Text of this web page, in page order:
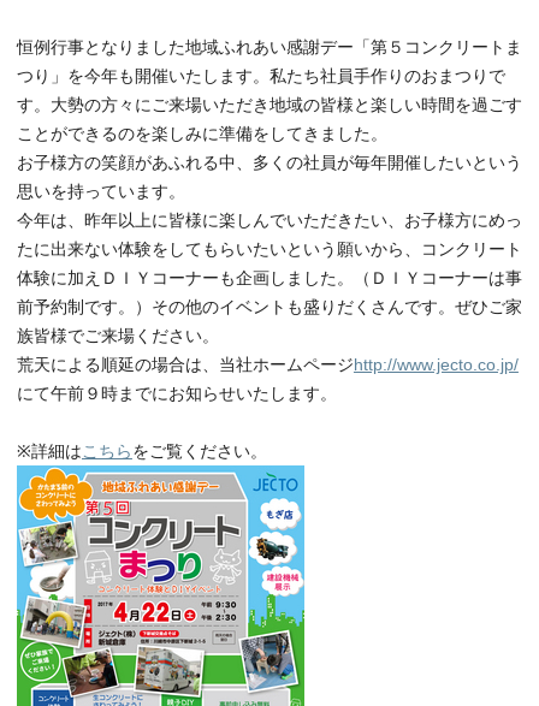
恒例行事となりました地域ふれあい感謝デー「第５コンクリートま
つり」を今年も開催いたします。私たち社員手作りのおまつりで
す。大勢の方々にご来場いただき地域の皆様と楽しい時間を過ごす
ことができるのを楽しみに準備をしてきました。
お子様方の笑顔があふれる中、多くの社員が毎年開催したいという
思いを持っています。
今年は、昨年以上に皆様に楽しんでいただきたい、お子様方にめっ
たに出来ない体験をしてもらいたいという願いから、コンクリート
体験に加えＤＩＹコーナーも企画しました。（ＤＩＹコーナーは事
前予約制です。）その他のイベントも盛りだくさんです。ぜひご家
族皆様でご来場ください。
荒天による順延の場合は、当社ホームページhttp://www.jecto.co.jp/
にて午前９時までにお知らせいたします。
※詳細はこちらをご覧ください。